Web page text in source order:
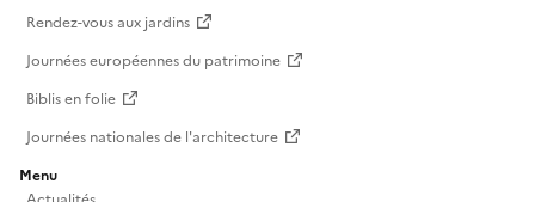
Rendez-vous aux jardins
Journées européennes du patrimoine
Biblis en folie
Journées nationales de l'architecture
Menu